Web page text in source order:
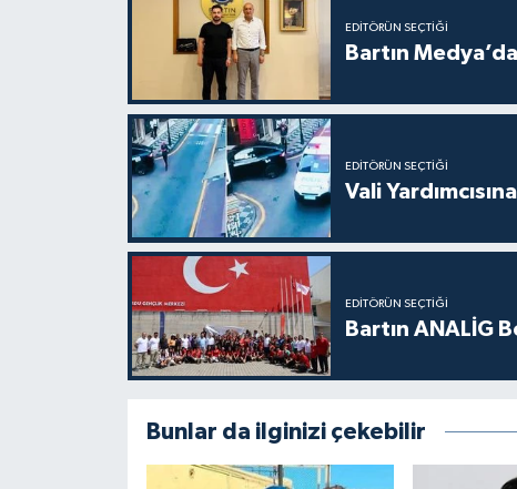
EDITÖRÜN SEÇTIĞI
Bartın
EDITÖRÜN SEÇTIĞI
Vali
EDITÖRÜN SEÇTIĞI
Bartın ANALİG
Bunlar da ilginizi çekebilir